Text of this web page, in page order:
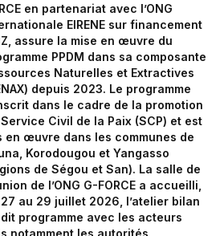
en partenariat avec l’ONG
EIRENE sur financement
assure la mise en œuvre du
PPDM dans sa composante
Naturelles et Extractives
depuis 2023. Le programme
dans le cadre de la promotion
Civil de la Paix (SCP) et est
en œuvre dans les communes de
Korodougou et Yangasso
de Ségou et San). La salle de
de l’ONG G-FORCE a accueilli,
au 29 juillet 2026, l’atelier bilan
programme avec les acteurs
notamment les autorités